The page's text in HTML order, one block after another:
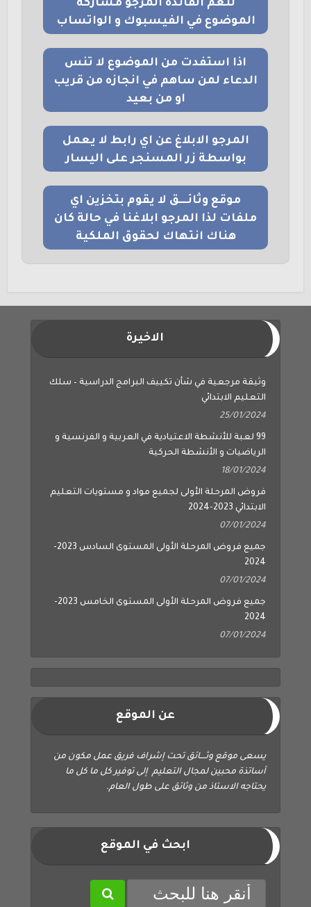
الموضوع في الفيسبوك و الواتساب
اذا استفدت من الموضوع لا تنس
الدعاء لمن ساهم في انجازه من قريب
او من بعيد
المرجو الابلاغ عن اي رابط لا يعمل
بواسطة زر المسنجر على اليسار
موقع وثائــــق لا يقوم بتخزين اي
ملفات لذا المرجو ابلاغنا في حالة كان
هناك انتهاك لحقوق الملكية
التعليم الابتدائي
25/01/2024
الرياضيات و الأنشطة الحركية
الابتدائي 2023-2024
07/01/2024
2024
2024
أساتذة محبين لمجال التعليم إلى توفير كل ما كل ما
يحتاجه الاستاذ من وثائق على طول العام.